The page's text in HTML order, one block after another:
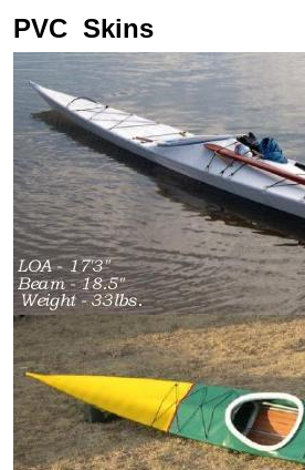
PVC Skins